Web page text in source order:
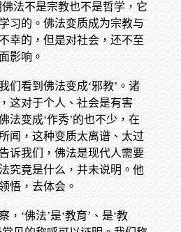
法不是宗教也不是哲学，它
习的。佛法变质成为宗教与
幸的，但是对社会，还不至
影响。
们看到佛法变成‘邪教’。诸
这对于个人、社会是有害
法变成‘作秀’的也不少，在
闻，这种变质太离谱、太过
诉我们，佛法是现代人需要
究竟是什么，并未说明。他
悟，去体会。
，‘佛法’是‘教育’、是‘教